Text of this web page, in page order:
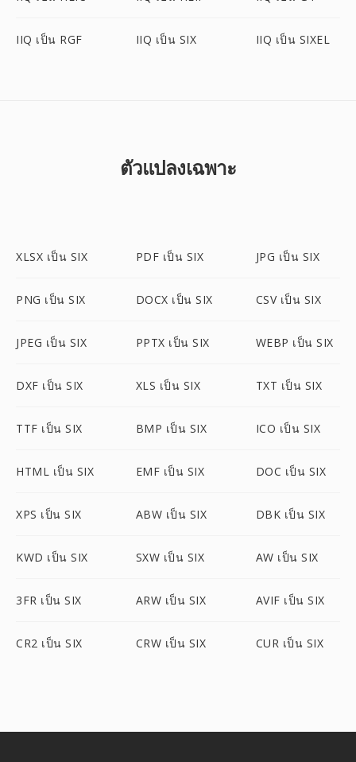
IIQ เป็น RGF IIQ เป็น SIX IIQ เป็น SIXEL
ตัวแปลงเฉพาะ
XLSX เป็น SIX PDF เป็น SIX JPG เป็น SIX
PNG เป็น SIX DOCX เป็น SIX CSV เป็น SIX
JPEG เป็น SIX PPTX เป็น SIX WEBP เป็น SIX
DXF เป็น SIX XLS เป็น SIX TXT เป็น SIX
TTF เป็น SIX BMP เป็น SIX ICO เป็น SIX
HTML เป็น SIX EMF เป็น SIX DOC เป็น SIX
XPS เป็น SIX ABW เป็น SIX DBK เป็น SIX
KWD เป็น SIX SXW เป็น SIX AW เป็น SIX
3FR เป็น SIX ARW เป็น SIX AVIF เป็น SIX
CR2 เป็น SIX CRW เป็น SIX CUR เป็น SIX